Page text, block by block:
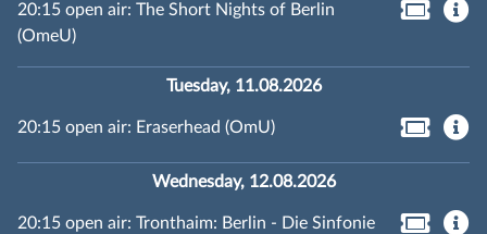
20:15 open air: The Short Nights of Berlin
(OmeU)
Tuesday, 11.08.2026
20:15 open air: Eraserhead (OmU)
Wednesday, 12.08.2026
20:15 open air: Tronthaim: Berlin - Die Sinfonie